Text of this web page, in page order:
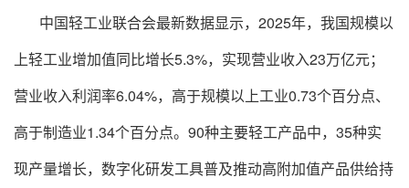
中国轻工业联合会最新数据显示，2025年，我国规模以
上轻工业增加值同比增长5.3%，实现营业收入23万亿元；
营业收入利润率6.04%，高于规模以上工业0.73个百分点、
高于制造业1.34个百分点。90种主要轻工产品中，35种实
现产量增长，数字化研发工具普及推动高附加值产品供给持